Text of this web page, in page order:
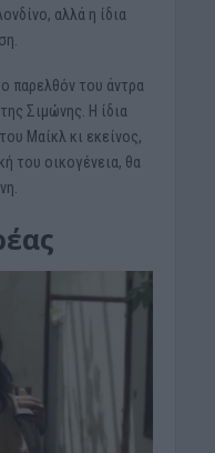
αλλά η ίδια
παρελθόν του άντρα
Σιμώνης. Η ίδια
Μαίκλ κι εκείνος,
του οικογένεια, θα